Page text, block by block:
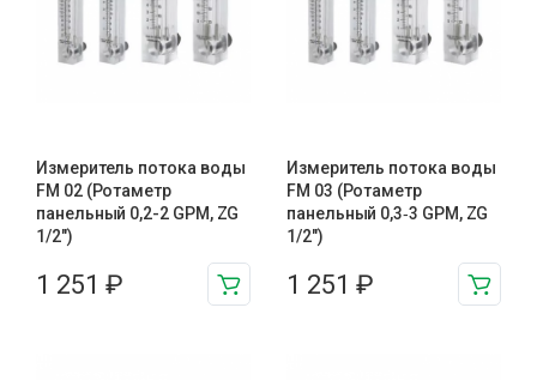
Измеритель потока воды
FM 02 (Ротаметр
панельный 0,2-2 GPM, ZG
1/2″)
1 251 ₽
Измеритель потока воды
FM 03 (Ротаметр
панельный 0,3‑3 GPM, ZG
1/2″)
1 251 ₽